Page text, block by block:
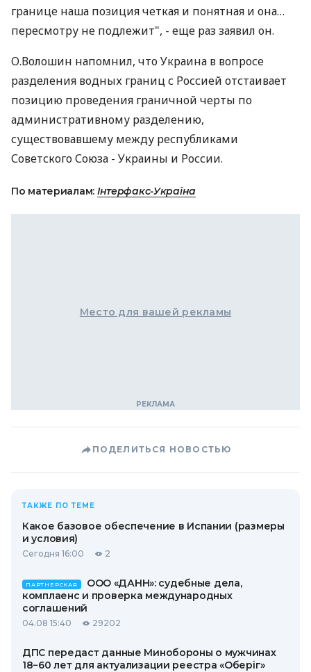
границе наша позиция четкая и понятная и она…
пересмотру не подлежит", - еще раз заявил он.
О.Волошин напомнил, что Украина в вопросе
разделения водных границ с Россией отстаивает
позицию проведения граничной черты по
административному разделению,
существовавшему между республиками
Советского Союза - Украины и России.
По материалам: Інтерфакс-Україна
Место для вашей рекламы
ПОДЕЛИТЬСЯ НОВОСТЬЮ
ТАКЖЕ ПО ТЕМЕ
Какое базовое обеспечение в Испании (размеры
и условия)
Сегодня 16:00 2
ПАРТНЕРСКАЯ
ООО «ДАНН»: судебные дела,
комплаенс и проверка международных
соглашений
04.08 15:40 29202
ДПС передаст данные Минобороны о мужчинах
18−60 лет для актуализации реестра «Оберіг»